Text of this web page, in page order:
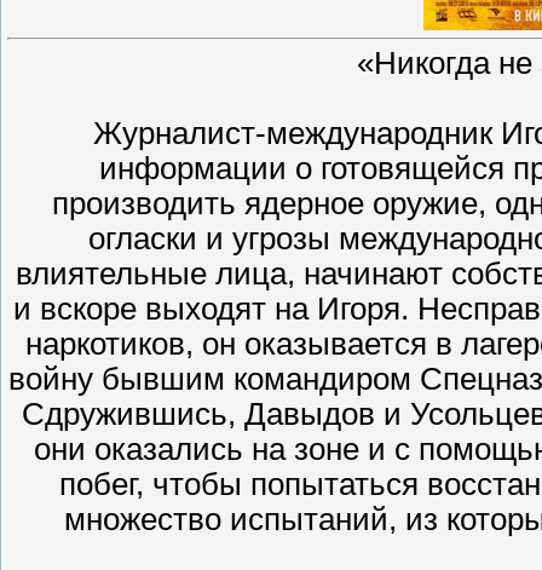
«Никогда
Журналист-международник
информации о готовящейся
производить ядерное оружие,
огласки и угрозы
влиятельные лица, начинают
и вскоре выходят на Игоря.
наркотиков, он оказывается в
войну бывшим командиром
Сдружившись, Давыдов и
они оказались на зоне и с
побег, чтобы попытаться
множество испытаний, из